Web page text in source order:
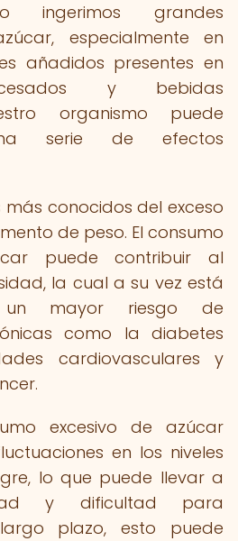
ingerimos grandes
especialmente en
añadidos presentes en
y bebidas
organismo puede
serie de efectos
conocidos del exceso
de peso. El consumo
puede contribuir al
la cual a su vez está
mayor riesgo de
como la diabetes
cardiovasculares y
excesivo de azúcar
en los niveles
lo que puede llevar a
y dificultad para
plazo, esto puede